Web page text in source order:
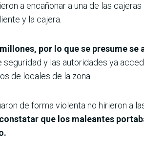
a encañonar a una de las
y la cajera.
por lo que se presume
seguridad y las autoridades ya
de locales de la zona.
de forma violenta no hirieron a
que los maleantes